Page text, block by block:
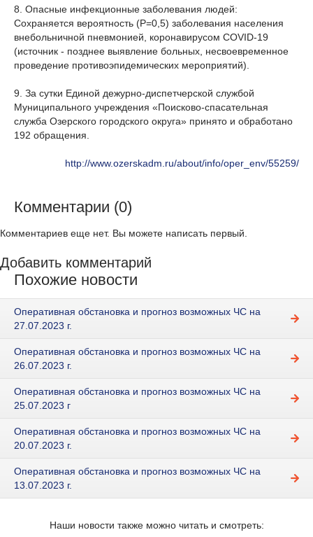
8. Опасные инфекционные заболевания людей:
Сохраняется вероятность (Р=0,5) заболевания населения
внебольничной пневмонией, коронавирусом COVID-19
(источник - позднее выявление больных, несвоевременное
проведение противоэпидемических мероприятий).
9. За сутки Единой дежурно-диспетчерской службой
Муниципального учреждения «Поисково-спасательная
служба Озерского городского округа» принято и обработано
192 обращения.
http://www.ozerskadm.ru/about/info/oper_env/55259/
Комментарии (0)
Комментариев еще нет. Вы можете написать первый.
Добавить комментарий
Похожие новости
Оперативная обстановка и прогноз возможных ЧС на
27.07.2023 г.
Оперативная обстановка и прогноз возможных ЧС на
26.07.2023 г.
Оперативная обстановка и прогноз возможных ЧС на
25.07.2023 г
Оперативная обстановка и прогноз возможных ЧС на
20.07.2023 г.
Оперативная обстановка и прогноз возможных ЧС на
13.07.2023 г.
Наши новости также можно читать и смотреть: